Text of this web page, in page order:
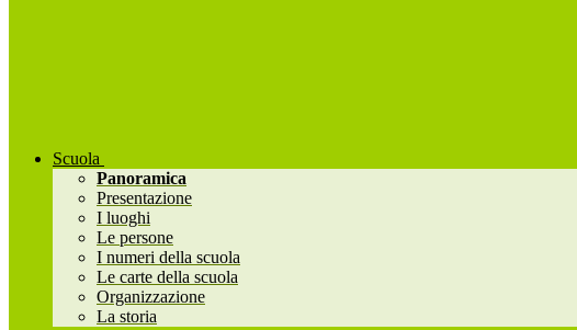
Scuola
Panoramica
Presentazione
I luoghi
Le persone
I numeri della scuola
Le carte della scuola
Organizzazione
La storia